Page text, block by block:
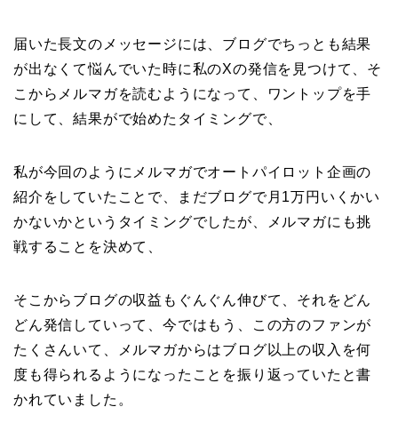
届いた長文のメッセージには、ブログでちっとも結果
が出なくて悩んでいた時に私のXの発信を見つけて、そ
こからメルマガを読むようになって、ワントップを手
にして、結果がで始めたタイミングで、
私が今回のようにメルマガでオートパイロット企画の
紹介をしていたことで、まだブログで月1万円いくかい
かないかというタイミングでしたが、メルマガにも挑
戦することを決めて、
そこからブログの収益もぐんぐん伸びて、それをどん
どん発信していって、今ではもう、この方のファンが
たくさんいて、メルマガからはブログ以上の収入を何
度も得られるようになったことを振り返っていたと書
かれていました。